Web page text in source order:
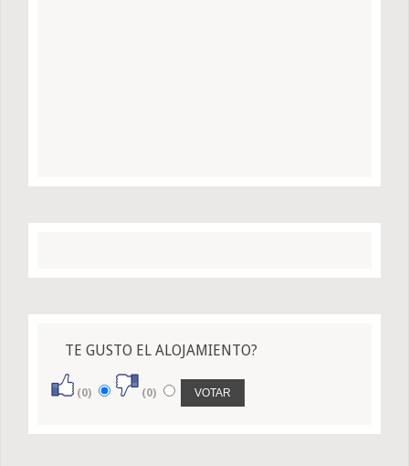
TE GUSTO EL ALOJAMIENTO?
(0) (0)